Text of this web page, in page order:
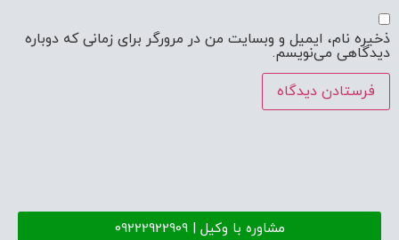
ذخیره نام، ایمیل و وبسایت من در مرورگر برای زمانی که دوباره
دیدگاهی می‌نویسم.
مشاوره با وکیل | 09222922909